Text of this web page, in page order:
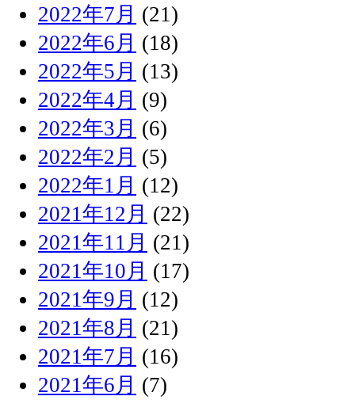
2022年7月 (21)
2022年6月 (18)
2022年5月 (13)
2022年4月 (9)
2022年3月 (6)
2022年2月 (5)
2022年1月 (12)
2021年12月 (22)
2021年11月 (21)
2021年10月 (17)
2021年9月 (12)
2021年8月 (21)
2021年7月 (16)
2021年6月 (7)